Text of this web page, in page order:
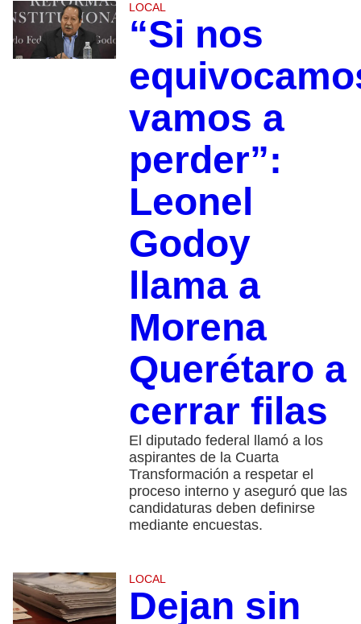
LOCAL
“Si nos
vamos a
perder”:
Leonel
Godoy
llama a
Morena
Querétaro a
cerrar filas
El diputado federal llamó a los
aspirantes de la Cuarta
Transformación a respetar el
proceso interno y aseguró que las
candidaturas deben definirse
mediante encuestas.
LOCAL
Dejan sin